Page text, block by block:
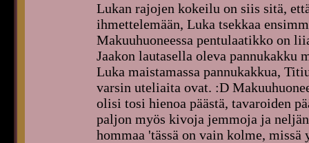
Lukan rajojen kokeilu on siis sitä,
ihmettelemään, Luka tsekkaa
Makuuhuoneessa pentulaatikko on
Jaakon lautasella oleva pannukakku
Luka maistamassa pannukakkua,
varsin uteliaita ovat. :D
olisi tosi hienoa päästä, tavaroiden
paljon myös kivoja jemmoja ja
hommaa 'tässä on vain kolme, missä